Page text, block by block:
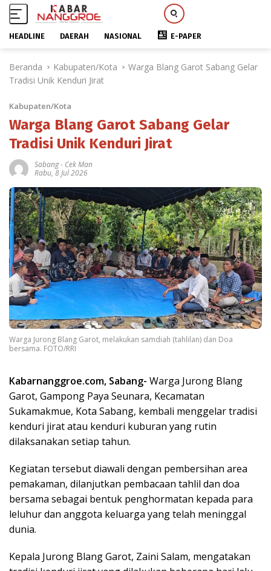
HEADLINE DAERAH NASIONAL E-PAPER
Beranda Kabupaten/Kota
Warga Blang Garot Sabang Gelar
Tradisi Unik Kenduri Jirat
Kabupaten/Kota
Warga Blang Garot Sabang Gelar
Tradisi Unik Kenduri Jirat
Sabang- Cek Man
Rabu, 8 Jul 2026
Warga Jurong Blang Garot, melakukan samdiah (tahlilan) dan Doa
bersama. FOTO/RRI
Kabarnanggroe.com, Sabang- Warga Jurong Blang
Garot, Gampong Paya Seunara, Kecamatan
Sukamakmue, Kota Sabang, kembali menggelar tradisi
kenduri jirat atau kenduri kuburan yang rutin
dilaksanakan setiap tahun.
Kegiatan tersebut diawali dengan pembersihan area
pemakaman, dilanjutkan pembacaan tahlil dan doa
bersama sebagai bentuk penghormatan kepada para
leluhur dan anggota keluarga yang telah meninggal
dunia.
Kepala Jurong Blang Garot, Zaini Salam, mengatakan